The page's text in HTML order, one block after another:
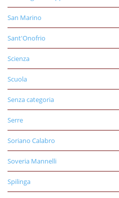
San Marino
Sant'Onofrio
Scienza
Scuola
Senza categoria
Serre
Soriano Calabro
Soveria Mannelli
Spilinga